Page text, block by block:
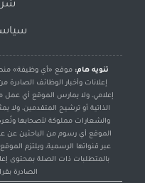
تنويه هام: موقع «أي وظيفة»
إعلانات وأخبار الوظائف
إعلامي، ولا يمارس الموقع أي
الذاتية أو ترشيح المتقدمين،
والشعارات مملوكة لأصحابها
الموقع أي رسوم من الباحثين عن
عبر قنواتها الرسمية، ويلتزم
بالمتطلبات ذات الصلة بمحتوى
الصادرة